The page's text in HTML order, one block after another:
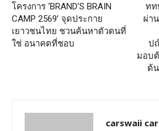
โครงการ ‘BRAND’S BRAIN
CAMP 2569’ จุดประกาย
เยาวชนไทย ชวนค้นหาตัวตนที่
ใช่ อนาคตที่ชอบ
ทท
ผ่า
ป
มอบ
ต้
carswaii